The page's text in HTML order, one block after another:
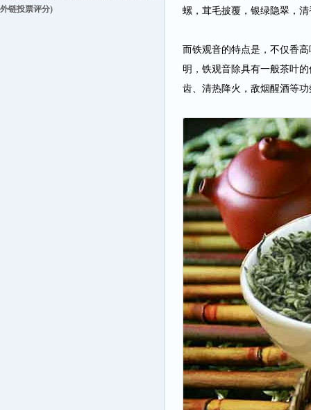
外链投票评分)
螺，茸毛披覆，银绿隐翠，
而铁观音的特点是，不仅香
明，铁观音除具有一般茶叶
齿、清热降火，敌烟醒酒等功